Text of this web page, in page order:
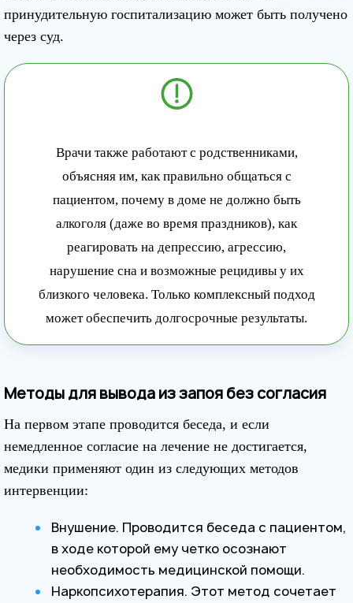
принудительную госпитализацию может быть получено
через суд.
Врачи также работают с родственниками,
объясняя им, как правильно общаться с
пациентом, почему в доме не должно быть
алкоголя (даже во время праздников), как
реагировать на депрессию, агрессию,
нарушение сна и возможные рецидивы у их
близкого человека. Только комплексный подход
может обеспечить долгосрочные результаты.
Методы для вывода из запоя без согласия
На первом этапе проводится беседа, и если
немедленное согласие на лечение не достигается,
медики применяют один из следующих методов
интервенции:
Внушение. Проводится беседа с пациентом,
в ходе которой ему четко осознают
необходимость медицинской помощи.
Наркопсихотерапия. Этот метод сочетает